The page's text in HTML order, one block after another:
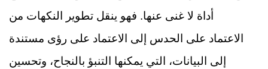
أداة لا غنى عنها. فهو ينقل تطوير النكهات من
الاعتماد على الحدس إلى الاعتماد على رؤى مستندة
إلى البيانات، التي يمكنها التنبؤ بالنجاح، وتحسين